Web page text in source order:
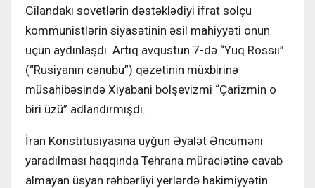
Gilandakı sovetlərin dəstəklədiyi ifrat solçu
kommunistlərin siyasətinin əsil mahiyyəti onun
üçün aydınlaşdı. Artıq avqustun 7-də “Yuq Rossii”
(“Rusiyanın cənubu”) qəzetinin müxbirinə
müsahibəsində Xiyabani bolşevizmi “Çarizmin o
biri üzü” adlandırmışdı.
İran Konstitusiyasına uyğun Əyalət Əncüməni
yaradılması haqqında Tehrana müraciətinə cavab
almayan üsyan rəhbərliyi yerlərdə hakimiyyətin